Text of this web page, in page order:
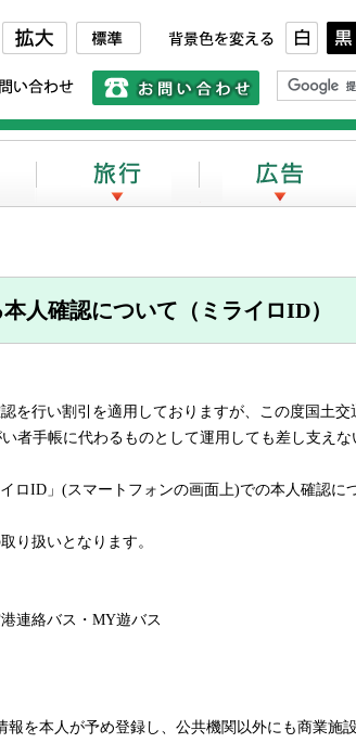
文字の大きさ 背景色
お問い合わせ 電話でのお問
人確認について（ミライロID）
行い割引を適用しておりますが、この度国土交
者手帳に代わるものとして運用しても差し支えな
ID」(スマートフォンの画面上)での本人確認に
り扱いとなります。
連絡バス・MY遊バス
を本人が予め登録し、公共機関以外にも商業施